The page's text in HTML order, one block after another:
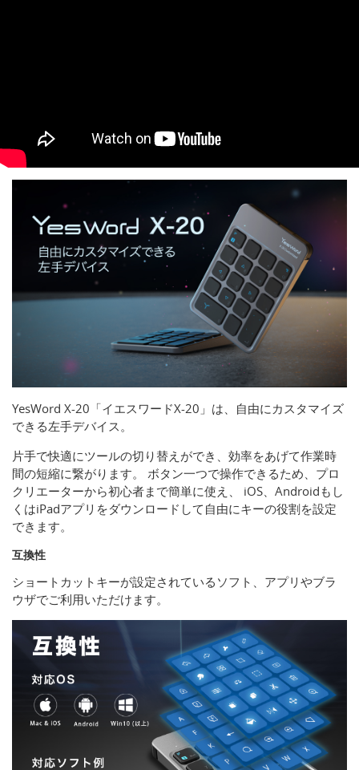
YesWord X-20「イエスワードX-20」は、自由にカスタマイズ
できる左手デバイス。
片手で快適にツールの切り替えができ、効率をあげて作業時
間の短縮に繋がります。 ボタン一つで操作できるため、プロ
クリエーターから初心者まで簡単に使え、 iOS、Androidもし
くはiPadアプリをダウンロードして自由にキーの役割を設定
できます。
互換性
ショートカットキーが設定されているソフト、アプリやブラ
ウザでご利用いただけます。